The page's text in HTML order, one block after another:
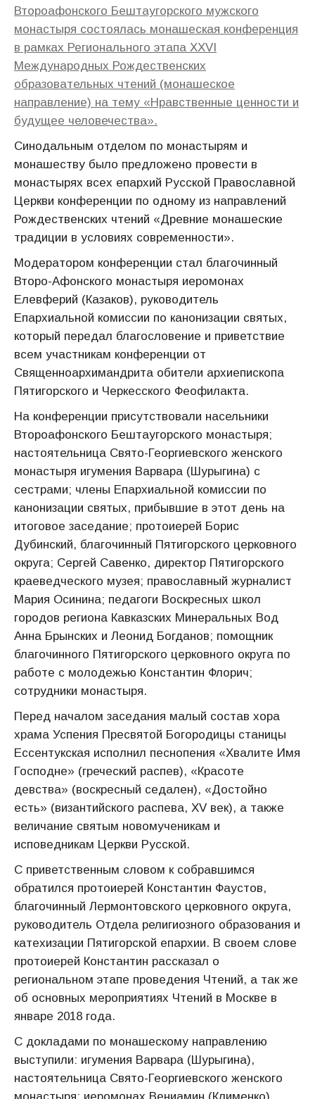
Второафонского Бештаугорского мужского
монастыря состоялась монашеская конференция
в рамках Регионального этапа XXVI
Международных Рождественских
образовательных чтений (монашеское
направление) на тему «Нравственные ценности и
будущее человечества».
Синодальным отделом по монастырям и
монашеству было предложено провести в
монастырях всех епархий Русской Православной
Церкви конференции по одному из направлений
Рождественских чтений «Древние монашеские
традиции в условиях современности».
Модератором конференции стал благочинный
Второ-Афонского монастыря иеромонах
Елевферий (Казаков), руководитель
Епархиальной комиссии по канонизации святых,
который передал благословение и приветствие
всем участникам конференции от
Священноархимандрита обители архиепископа
Пятигорского и Черкесского Феофилакта.
На конференции присутствовали насельники
Второафонского Бештаугорского монастыря;
настоятельница Свято-Георгиевского женского
монастыря игумения Варвара (Шурыгина) с
сестрами; члены Епархиальной комиссии по
канонизации святых, прибывшие в этот день на
итоговое заседание; протоиерей Борис
Дубинский, благочинный Пятигорского церковного
округа; Сергей Савенко, директор Пятигорского
краеведческого музея; православный журналист
Мария Осинина; педагоги Воскресных школ
городов региона Кавказских Минеральных Вод
Анна Брынских и Леонид Богданов; помощник
благочинного Пятигорского церковного округа по
работе с молодежью Константин Флорич;
сотрудники монастыря.
Перед началом заседания малый состав хора
храма Успения Пресвятой Богородицы станицы
Ессентукская исполнил песнопения «Хвалите Имя
Господне» (греческий распев), «Красоте
девства» (воскресный седален), «Достойно
есть» (византийского распева, XV век), а также
величание святым новомученикам и
исповедникам Церкви Русской.
С приветственным словом к собравшимся
обратился протоиерей Константин Фаустов,
благочинный Лермонтовского церковного округа,
руководитель Отдела религиозного образования и
катехизации Пятигорской епархии. В своем слове
протоиерей Константин рассказал о
региональном этапе проведения Чтений, а так же
об основных мероприятиях Чтений в Москве в
январе 2018 года.
С докладами по монашескому направлению
выступили: игумения Варвара (Шурыгина),
настоятельница Свято-Георгиевского женского